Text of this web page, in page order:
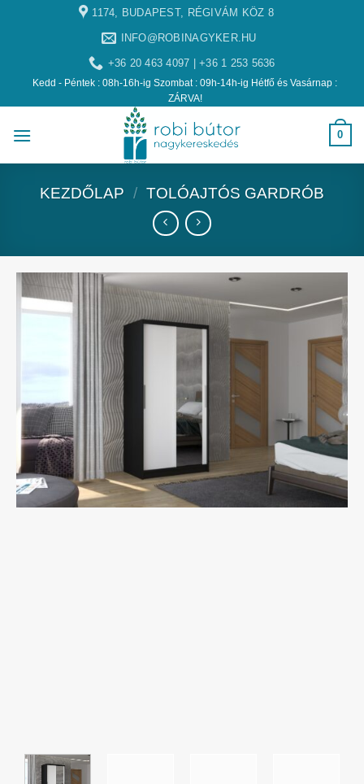
1174, BUDAPEST, RÉGIVÁM KÖZ 8
INFO@ROBINAGYKER.HU
+36 20 463 4097 | +36 1 253 5636
Kedd - Péntek : 08h-16h-ig Szombat : 09h-14h-ig Hétfő és Vasárnap :
ZÁRVA!
0
KEZDŐLAP / TOLÓAJTÓS GARDRÓB